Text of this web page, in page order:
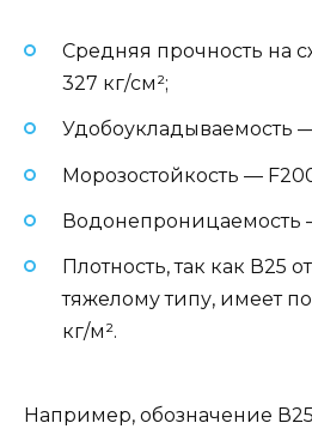
Средняя прочность на
327 кг/см²;
Удобоукладываемость
Морозостойкость —
Водонепроницаемость
Плотность, так как В25
тяжелому типу, имеет
кг/м².
Например, обозначение